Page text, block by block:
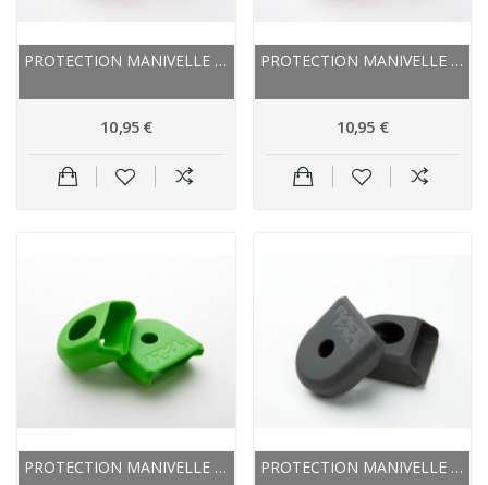
PROTECTION MANIVELLE RACEFACE CAOUTCHOUC...
10,95 €
PROTECTION MANIVELLE RACEFACE CAOUTCHOUC...
10,95 €
PROTECTION MANIVELLE RACEFACE CAOUTCHOUC LARGE... PROTECTION MANIVELLE RACEFACE CAOUTCHOUC...